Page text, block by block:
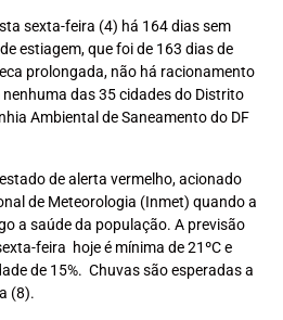
sexta-feira (4) há 164 dias sem
estiagem, que foi de 163 dias de
prolongada, não há racionamento
das 35 cidades do Distrito
Ambiental de Saneamento do DF
de alerta vermelho, acionado
de Meteorologia (Inmet) quando a
a saúde da população. A previsão
feira hoje é mínima de 21ºC e
de 15%. Chuvas são esperadas a
(8).